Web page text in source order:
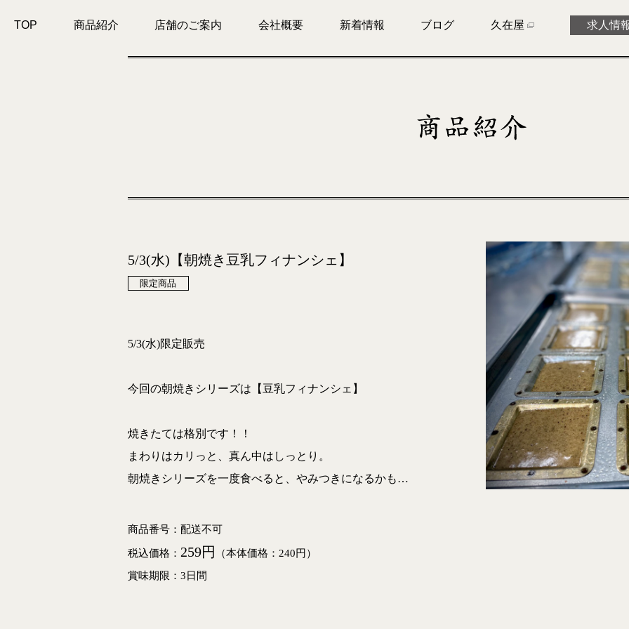
TOP 商品紹介 店舗のご案内 会社概要 新着情報 ブログ 久在屋 求人情
5/3(水)【朝焼き豆乳フィナンシェ】
限定商品
5/3(水)限定販売
今回の朝焼きシリーズは【豆乳フィナンシェ】
焼きたては格別です！！
まわりはカリっと、真ん中はしっとり。
朝焼きシリーズを一度食べると、やみつきになるかも…
商品番号：配送不可
税込価格： 259円
（本体価格：240円）
賞味期限：3日間